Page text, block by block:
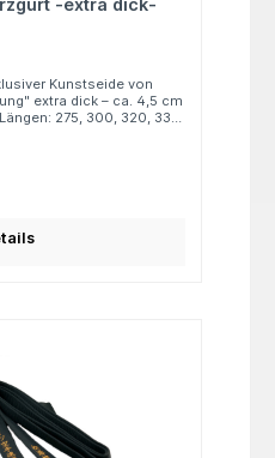
Kunstseide von
extra dick – ca. 4,5 cm
275, 300, 320, 330